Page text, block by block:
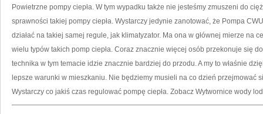
Powietrzne pompy ciepła. W tym wypadku także nie jesteśmy zmuszeni do
sprawności takiej pompy ciepła. Wystarczy jedynie zanotować, że Pompa
działać na takiej samej regule, jak klimatyzator. Ma ona w głównej mierze na
wielu typów takich pomp ciepła. Coraz znacznie więcej osób przekonuje się
technika w tym temacie idzie znacznie bardziej do przodu. A my to właśnie
lepsze warunki w mieszkaniu. Nie będziemy musieli na co dzień przejmować
Wystarczy co jakiś czas regulować pompę ciepła. Zobacz Wytwornice wody